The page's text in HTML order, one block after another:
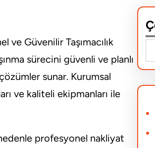
ve Güvenilir Taşımacılık
sürecini güvenli ve planlı
sunar. Kurumsal
ve kaliteli ekipmanları ile
profesyonel nakliyat
e
a
c
h